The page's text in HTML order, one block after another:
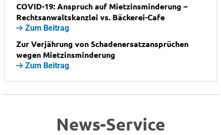
COVID-19: Anspruch auf Mietzinsminderung –
Rechtsanwaltskanzlei vs. Bäckerei-Cafe
Zum Beitrag
Zur Verjährung von Schadenersatzansprüchen
wegen Mietzinsminderung
Zum Beitrag
News-Service